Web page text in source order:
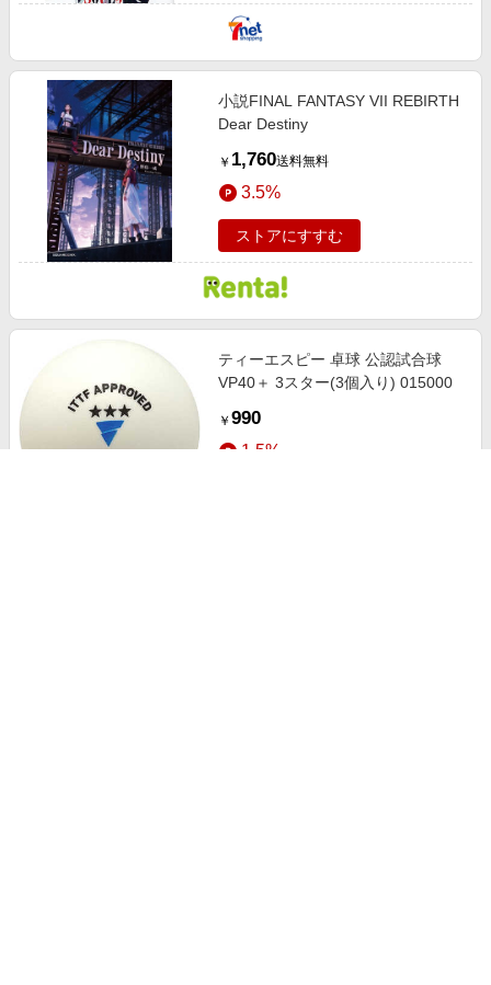
小説FINAL FANTASY VII REBIRTH
Dear Destiny
￥ 1,760送料無料
3.5%
ストアにすすむ
ティーエスピー 卓球 公認試合球
VP40＋ 3スター(3個入り) 015000
￥ 990
1.5%